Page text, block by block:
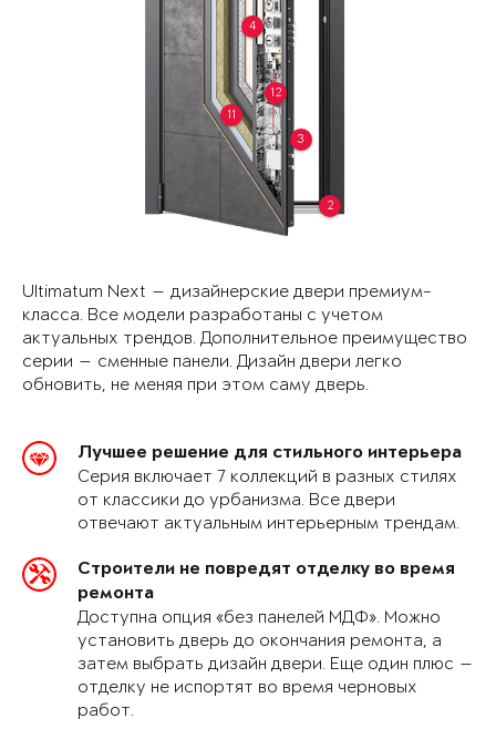
2
3
4
11
12
Ultimatum Next — дизайнерские двери премиум-
класса. Все модели разработаны с учетом
актуальных трендов. Дополнительное преимущество
серии — сменные панели. Дизайн двери легко
обновить, не меняя при этом саму дверь.
Лучшее решение для стильного интерьера
Серия включает 7 коллекций в разных стилях
от классики до урбанизма. Все двери
отвечают актуальным интерьерным трендам.
Строители не повредят отделку во время
ремонта
Доступна опция «без панелей МДФ». Можно
установить дверь до окончания ремонта, а
затем выбрать дизайн двери. Еще один плюс —
отделку не испортят во время черновых
работ.